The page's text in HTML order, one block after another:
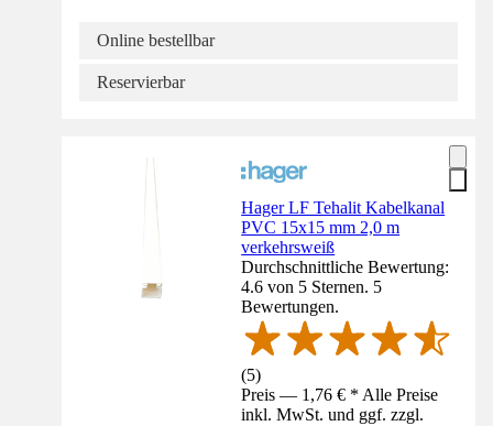
Online bestellbar
Reservierbar
Hager LF Tehalit Kabelkanal
PVC 15x15 mm 2,0 m
verkehrsweiß
Durchschnittliche Bewertung:
4.6 von 5 Sternen. 5
Bewertungen.
(5)
Preis — 1,76 € * Alle Preise
inkl. MwSt. und ggf. zzgl.